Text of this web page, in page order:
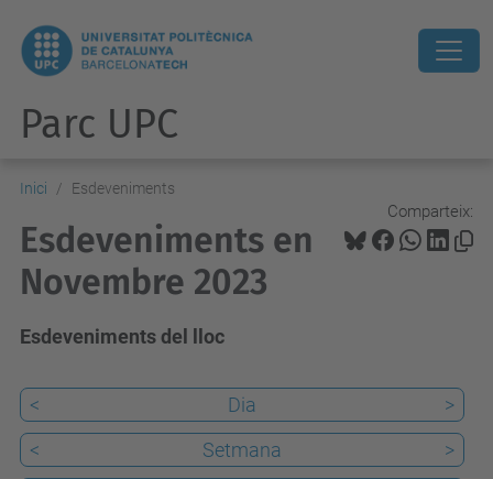
Parc UPC
Inici Esdeveniments
Comparteix:
Esdeveniments en
Novembre 2023
Esdeveniments del lloc
< Dia
>
<
Setmana
>